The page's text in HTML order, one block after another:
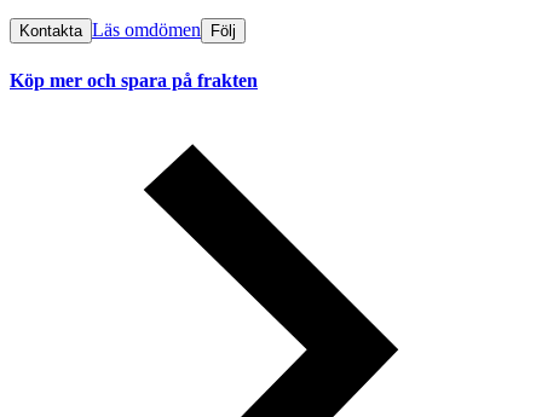
Kontakta Läs omdömen Följ
Köp mer och spara på frakten